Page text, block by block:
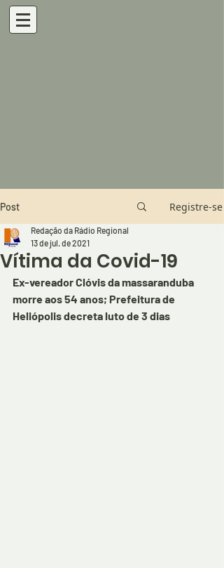
Post Registre-se
Vítima da Covid-19
Redação da Rádio Regional
13 de jul. de 2021
Ex-vereador Clóvis da massaranduba
morre aos 54 anos; Prefeitura de
Heliópolis decreta luto de 3 dias